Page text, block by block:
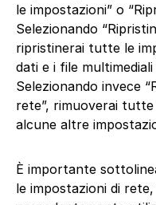
le impostazioni” o
Selezionando
ripristinerai tutte le
dati e i file
Selezionando invece
rete”, rimuoverai
alcune altre
È importante
le impostazioni di